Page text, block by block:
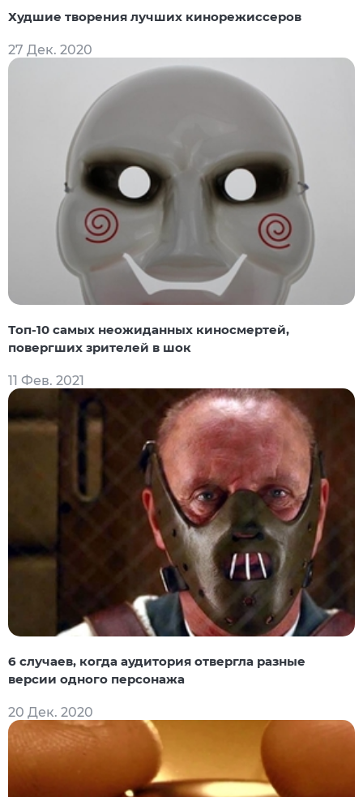
Худшие творения лучших кинорежиссеров
27 Дек. 2020
Топ-10 самых неожиданных киносмертей,
повергших зрителей в шок
11 Фев. 2021
6 случаев, когда аудитория отвергла разные
версии одного персонажа
20 Дек. 2020